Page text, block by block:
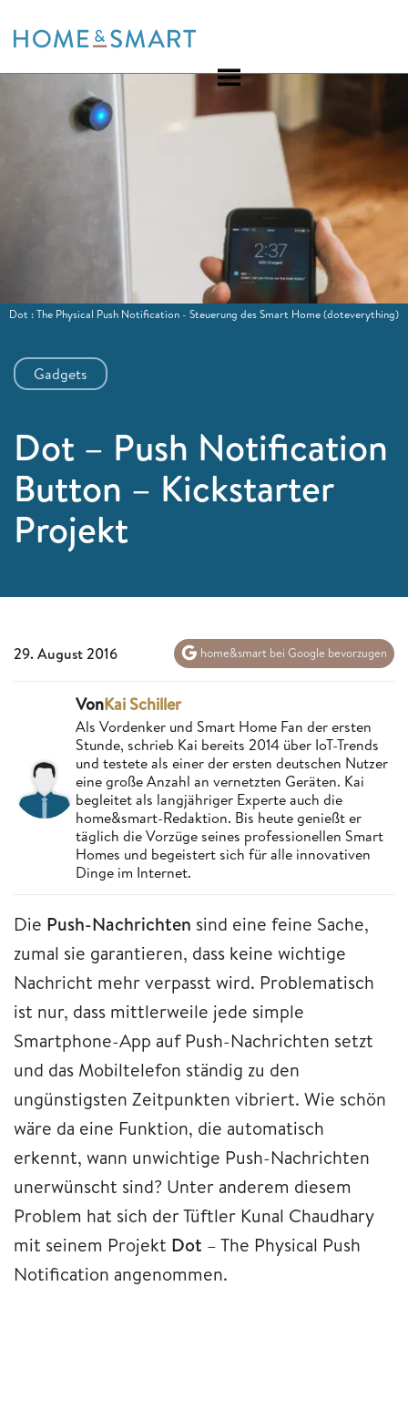
to
Gadgets
Dot – Push Notification
Button – Kickstarter
Projekt
Dot : The Physical Push Notification - Steuerung des Smart Home(doteverything)
29. August 2016 home&smart bei Google bevorzugen
VonKai Schiller
Als Vordenker und Smart Home Fan der ersten
Stunde, schrieb Kai bereits 2014 über IoT-Trends
und testete als einer der ersten deutschen Nutzer
eine große Anzahl an vernetzten Geräten. Kai
begleitet als langjähriger Experte auch die
home&smart-Redaktion. Bis heute genießt er
täglich die Vorzüge seines professionellen Smart
Homes und begeistert sich für alle innovativen
Dinge im Internet.
Die Push-Nachrichten sind eine feine Sache,
zumal sie garantieren, dass keine wichtige
Nachricht mehr verpasst wird. Problematisch
ist nur, dass mittlerweile jede simple
Smartphone-App auf Push-Nachrichten setzt
und das Mobiltelefon ständig zu den
ungünstigsten Zeitpunkten vibriert. Wie schön
wäre da eine Funktion, die automatisch
erkennt, wann unwichtige Push-Nachrichten
unerwünscht sind? Unter anderem diesem
Problem hat sich der Tüftler Kunal Chaudhary
mit seinem Projekt Dot – The Physical Push
Notification angenommen.